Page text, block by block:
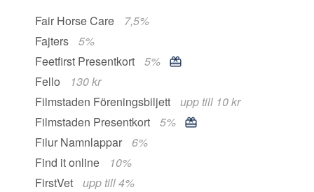
Fair Horse Care
7,5%
Fajters
5%
Feetfirst Presentkort
5%
Fello
130 kr
Filmstaden Föreningsbiljett
upp till 10 kr
Filmstaden Presentkort
5%
Filur Namnlappar
6%
Find it online
10%
FirstVet
upp till 4%